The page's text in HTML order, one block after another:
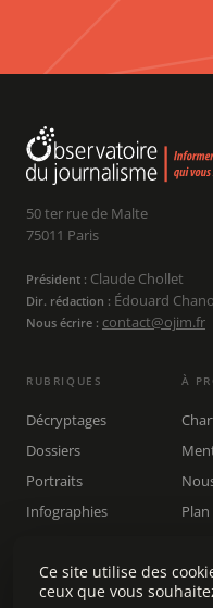
50 ter rue de Malte
75011 Paris
Président : Claude Chollet
Dir. rédaction : Édouard
Nous écrire : contact@ojim.fr
RUBRIQUES
Décryptages
Dossiers
Portraits
Infographies
Rechercher
À
Ce site utilise des
ceux que vous